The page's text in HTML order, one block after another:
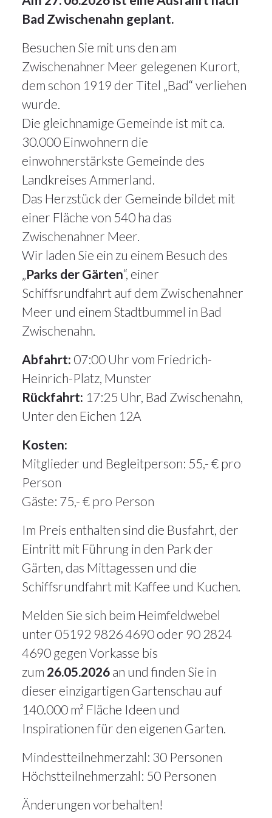
Bad Zwischenahn geplant.
Besuchen Sie mit uns den am
Zwischenahner Meer gelegenen Kurort,
dem schon 1919 der Titel „Bad“ verliehen
wurde.
Die gleichnamige Gemeinde ist mit ca.
30.000 Einwohnern die
einwohnerstärkste Gemeinde des
Landkreises Ammerland.
Das Herzstück der Gemeinde bildet mit
einer Fläche von 540 ha das
Zwischenahner Meer.
Wir laden Sie ein zu einem Besuch des
„Parks der Gärten“, einer
Schiffsrundfahrt auf dem Zwischenahner
Meer und einem Stadtbummel in Bad
Zwischenahn.
Abfahrt: 07:00 Uhr vom Friedrich-
Heinrich-Platz, Munster
Rückfahrt: 17:25 Uhr, Bad Zwischenahn,
Unter den Eichen 12A
Kosten:
Mitglieder und Begleitperson: 55,- € pro
Person
Gäste: 75,- € pro Person
Im Preis enthalten sind die Busfahrt, der
Eintritt mit Führung in den Park der
Gärten, das Mittagessen und die
Schiffsrundfahrt mit Kaffee und Kuchen.
Melden Sie sich beim Heimfeldwebel
unter 05192 9826 4690 oder 90 2824
4690 gegen Vorkasse bis
zum 26.05.2026 an und finden Sie in
dieser einzigartigen Gartenschau auf
140.000 m² Fläche Ideen und
Inspirationen für den eigenen Garten.
Mindestteilnehmerzahl: 30 Personen
Höchstteilnehmerzahl: 50 Personen
Änderungen vorbehalten!
19Apr.
2026